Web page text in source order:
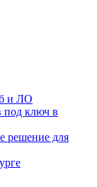
и ЛО
под ключ в
решение для